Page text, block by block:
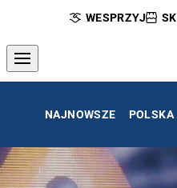
WESPRZYJ
NAJNOWSZE POLSKA